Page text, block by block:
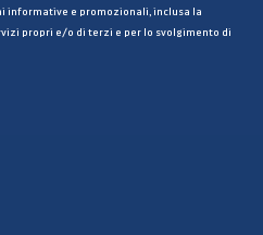
informative e promozionali, inclusa la
propri e/o di terzi e per lo svolgimento di